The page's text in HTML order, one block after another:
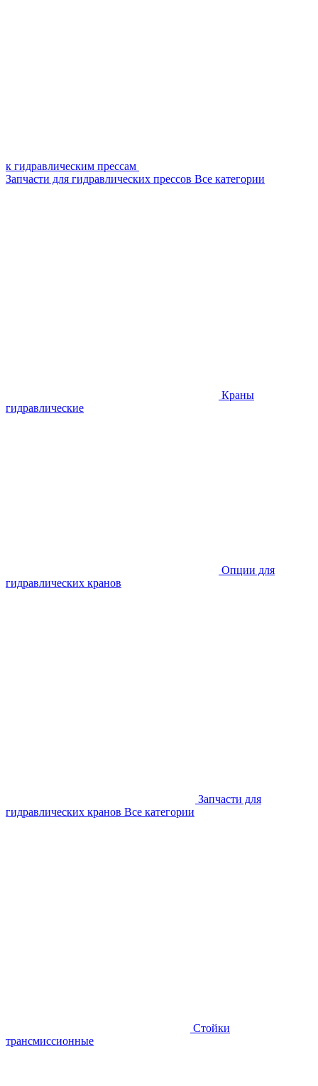
к гидравлическим прессам
Запчасти для гидравлических прессов Все категории
Краны
гидравлические
Опции для
гидравлических кранов
Запчасти для
гидравлических кранов Все категории
Стойки
трансмиссионные